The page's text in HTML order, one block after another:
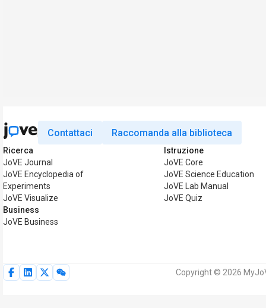
Contattaci Raccomanda alla biblioteca
Ricerca
JoVE Journal
JoVE Encyclopedia of
Experiments
JoVE Visualize
Business
JoVE Business
Istruzione
JoVE Core
JoVE Science Education
JoVE Lab Manual
JoVE Quiz
Copyright © 2026